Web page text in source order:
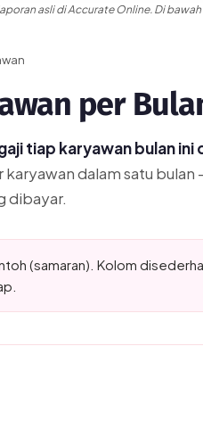
asli di Accurate Online. Di
per
tiap karyawan bulan
dalam satu
dibayar.
(samaran). Kolom